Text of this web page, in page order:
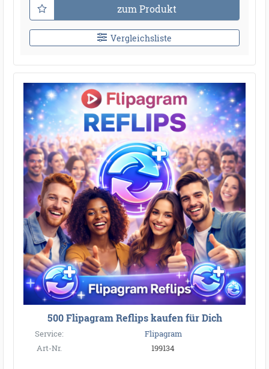
zum Produkt
Vergleichsliste
500 Flipagram Reflips kaufen für Dich
Service:
Flipagram
Art-Nr.
199134